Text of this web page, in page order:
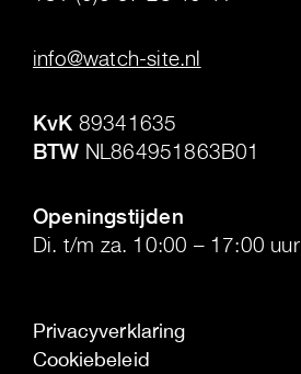
info@watch-site.nl
KvK 89341635
BTW NL864951863B01
Openingstijden
Di. t/m za. 10:00 – 17:00 uur
Privacyverklaring
Cookiebeleid